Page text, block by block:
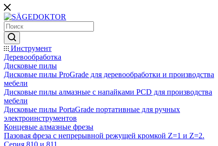
Инструмент
Деревообработка
Дисковые пилы
Дисковые пилы ProGrade для деревообработки и производства
мебели
Дисковые пилы алмазные с напайками PCD для производства
мебели
Дисковые пилы PortaGrade портативные для ручных
электроинструментов
Концевые алмазные фрезы
Пазовая фреза с непрерывной режущей кромкой Z=1 и Z=2.
Серия 810 и 811